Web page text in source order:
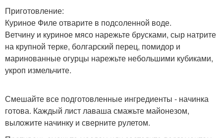
Приготовление:
Куриное Филе отварите в подсоленной воде.
Ветчину и куриное мясо нарежьте брусками, сыр натрите
на крупной терке, болгарский перец, помидор и
маринованные огурцы нарежьте небольшими кубиками,
укроп измельчите.
Смешайте все подготовленные ингредиенты - начинка
готова. Каждый лист лаваша смажьте майонезом,
выложите начинку и сверните рулетом.